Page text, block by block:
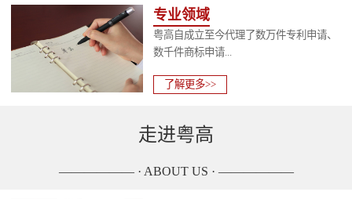
专业领域
粤高自成立至今代理了数万件专利申请、
数千件商标申请...
了解更多>>
走进粤高
—————— · ABOUT US · ——————